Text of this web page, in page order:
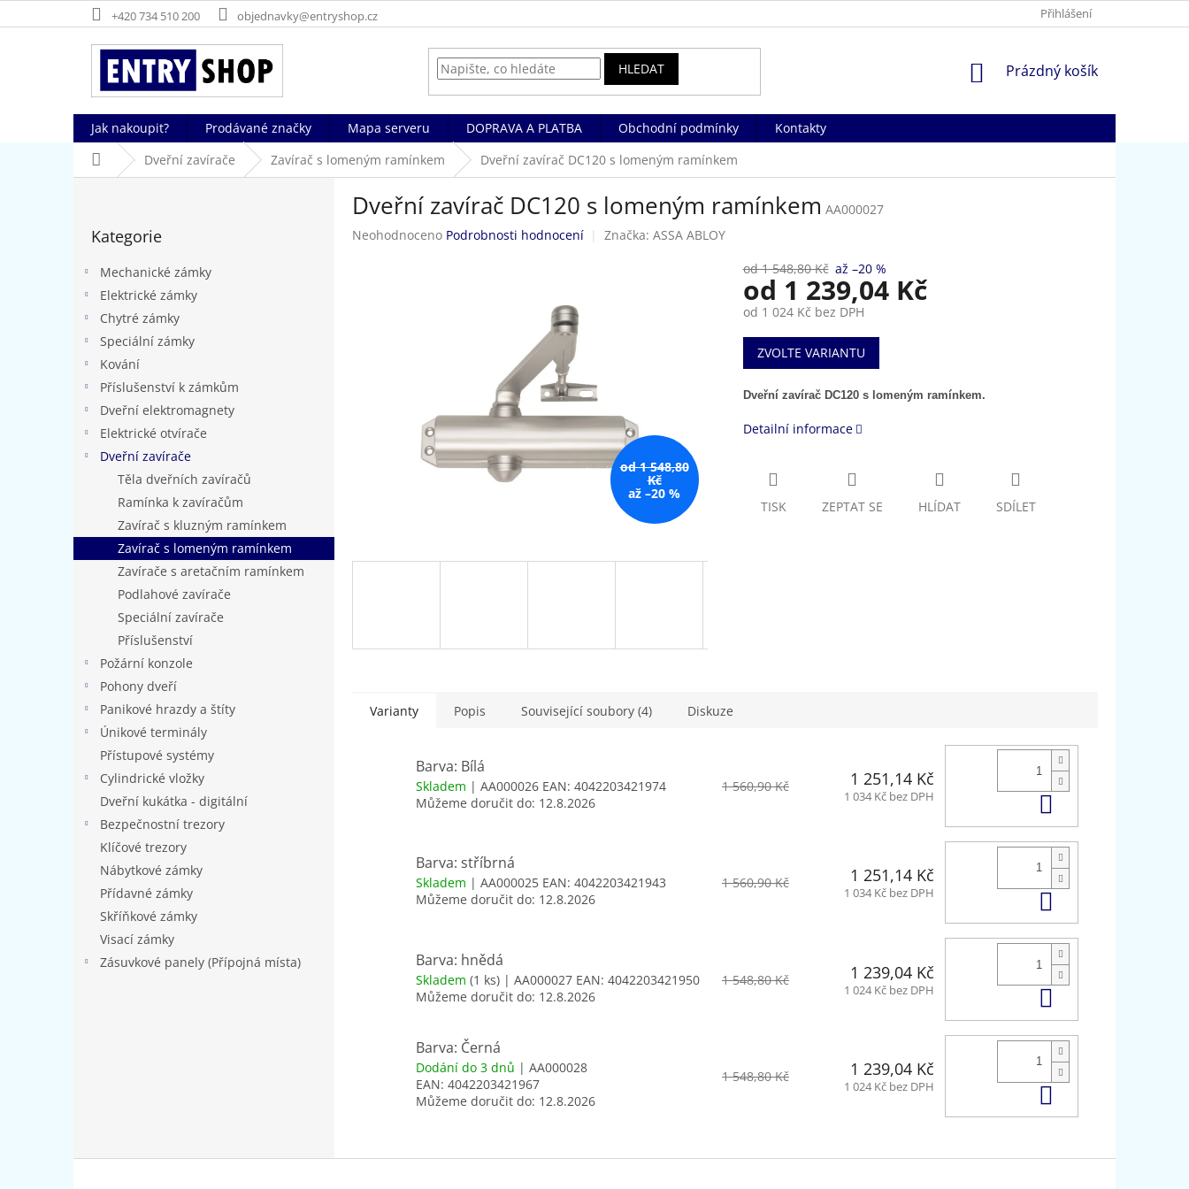
na
+420 734 510 200 objednavky@entryshop.cz Přihlášení
HLEDAT
NÁKUPNÍ
Prázdný košík
Jak nakoupit? Prodávané značky Mapa serveru DOPRAVA A PLATBA Obchodní podmínky
Kontakty
Domů Dveřní zavírače Zavírač s lomeným ramínkem Dveřní zavírač DC120 s lomeným ramínkem
kategorie
Kategorie
Mechanické zámky
Elektrické zámky
Chytré zámky
Speciální zámky
Kování
Příslušenství k zámkům
Dveřní elektromagnety
Elektrické otvírače
Dveřní zavírače
Těla dveřních zavíračů
Ramínka k zavíračům
Zavírač s kluzným ramínkem
Zavírač s lomeným ramínkem
Zavírače s aretačním ramínkem
Podlahové zavírače
Speciální zavírače
Příslušenství
Požární konzole
Pohony dveří
Panikové hrazdy a štíty
Únikové terminály
Přístupové systémy
Cylindrické vložky
Dveřní kukátka - digitální
Bezpečnostní trezory
Klíčové trezory
Nábytkové zámky
Přídavné zámky
Skříňkové zámky
Visací zámky
Zásuvkové panely (Přípojná místa)
Dveřní zavírač DC120 s lomeným ramínkem AA000027
Průměrné
Neohodnoceno Podrobnosti hodnocení Značka: ASSA ABLOY
od 1 548,80
Kč
až –20 %
od 1 548,80 Kč až –20 %
od 1 239,04 Kč
od 1 024 Kč bez DPH
Měrná
cena:
ZVOLTE VARIANTU
Dveřní zavírač DC120 s lomeným ramínkem.
Detailní informace
TISK ZEPTAT SE HLÍDAT SDÍLET
Varianty Popis Související soubory (4) Diskuze
Barva: Bílá
Skladem | AA000026 EAN: 4042203421974
Můžeme doručit do: 12.8.2026
1 560,90 Kč 1 251,14 Kč
1 034 Kč bez DPH
Barva: stříbrná
Skladem | AA000025 EAN: 4042203421943
Můžeme doručit do: 12.8.2026
1 560,90 Kč 1 251,14 Kč
1 034 Kč bez DPH Do košíku
Barva: hnědá
Skladem (1 ks) | AA000027 EAN: 4042203421950
Můžeme doručit do: 12.8.2026
1 548,80 Kč 1 239,04 Kč
1 024 Kč bez DPH
Barva: Černá
Dodání do 3 dnů | AA000028
EAN: 4042203421967
Můžeme doručit do: 12.8.2026
1 548,80 Kč 1 239,04 Kč
1 024 Kč bez DPH Do košíku